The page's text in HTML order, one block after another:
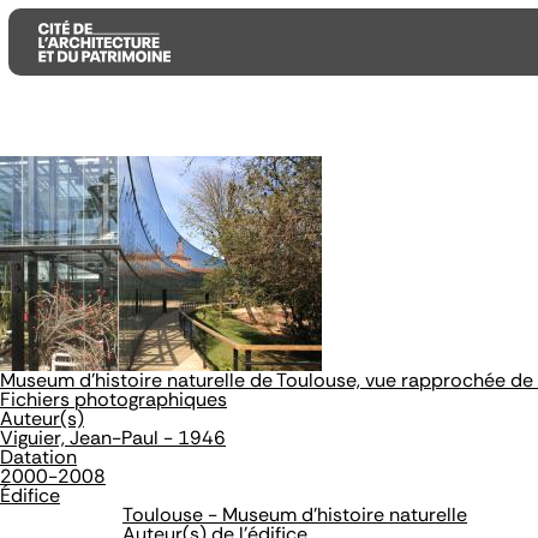
Aller
au
contenu
principal
Aller
au
menu
principal
Aller
à
la
recherche
Museum d'histoire naturelle de Toulouse, vue rapprochée
Fichiers photographiques
Auteur(s)
Viguier, Jean-Paul - 1946
Datation
2000-2008
Édifice
Toulouse - Museum d'histoire naturelle